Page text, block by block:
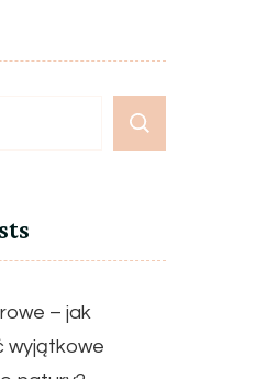
– jak
wyjątkowe